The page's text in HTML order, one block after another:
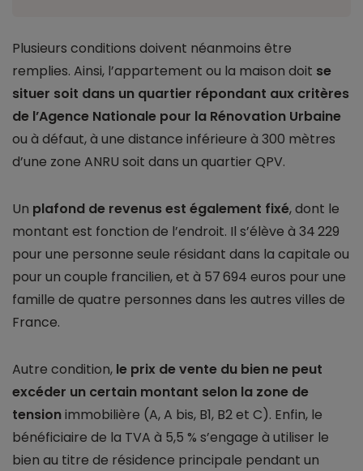
Plusieurs conditions doivent néanmoins être
remplies. Ainsi, l’appartement ou la maison doit se
situer soit dans un quartier répondant aux critères
de l’Agence Nationale pour la Rénovation Urbaine
ou à défaut, à une distance inférieure à 300 mètres
d’une zone ANRU soit dans un quartier QPV.
Un plafond de revenus est également fixé, dont le
montant est fonction de l’endroit. Il s’élève à 34 229
pour une personne seule résidant dans la capitale ou
pour un couple francilien, et à 57 694 euros pour une
famille de quatre personnes dans les autres villes de
France.
Autre condition, le prix de vente du bien ne peut
excéder un certain montant selon la zone de
tensionimmobilière (A, A bis, B1, B2 et C). Enfin, le
bénéficiaire de la TVA à 5,5 % s’engage à utiliser le
bien au titre de résidence principale pendant un